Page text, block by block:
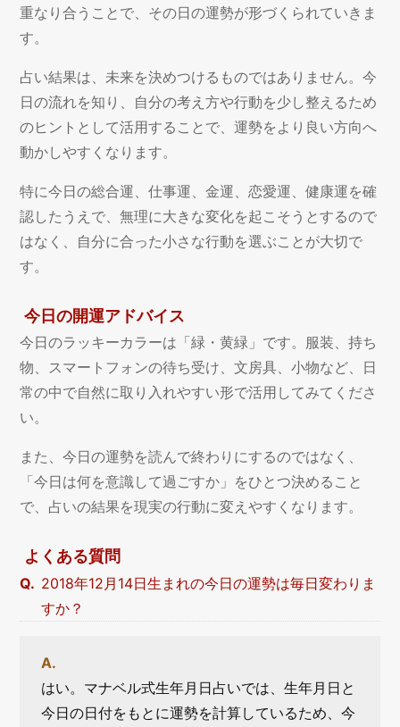
重なり合うことで、その日の運勢が形づくられていきま
す。
占い結果は、未来を決めつけるものではありません。今
日の流れを知り、自分の考え方や行動を少し整えるため
のヒントとして活用することで、運勢をより良い方向へ
動かしやすくなります。
特に今日の総合運、仕事運、金運、恋愛運、健康運を確
認したうえで、無理に大きな変化を起こそうとするので
はなく、自分に合った小さな行動を選ぶことが大切で
す。
今日の開運アドバイス
今日のラッキーカラーは「緑・黄緑」です。服装、持ち
物、スマートフォンの待ち受け、文房具、小物など、日
常の中で自然に取り入れやすい形で活用してみてくださ
い。
また、今日の運勢を読んで終わりにするのではなく、
「今日は何を意識して過ごすか」をひとつ決めること
で、占いの結果を現実の行動に変えやすくなります。
よくある質問
2018年12月14日生まれの今日の運勢は毎日変わりま
すか？
はい。マナベル式生年月日占いでは、生年月日と
今日の日付をもとに運勢を計算しているため、今